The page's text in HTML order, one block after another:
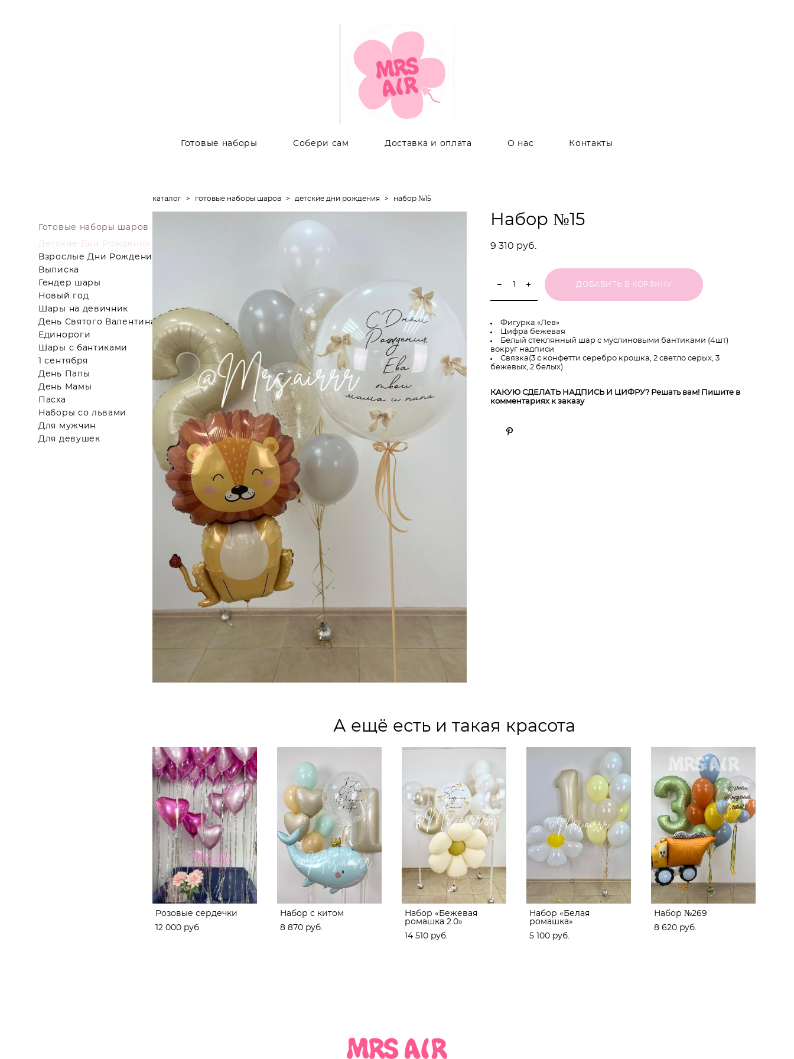
Готовые наборы Собери сам Доставка и оплата О нас Контакты
Готовые наборы шаров
Детские Дни Рождения
Взрослые Дни Рождения
Выписка
Гендер шары
Новый год
Шары на девичник
День Святого Валентина
Единороги
Шары с бантиками
1 сентября
День Папы
День Мамы
Пасха
Наборы со львами
Для мужчин
Для девушек
каталог > готовые наборы шаров > детские дни рождения > набор №15
Набор №15
9 310 pуб.
ДОБАВИТЬ В КОРЗИНУ
Фигурка «Лев»
Цифра бежевая
Белый стеклянный шар с муслиновыми бантиками (4шт)
вокруг надписи
Связка(3 с конфетти серебро крошка, 2 светло серых, 3
бежевых, 2 белых)
КАКУЮ СДЕЛАТЬ НАДПИСЬ И ЦИФРУ? Решать вам! Пишите в
комментариях к заказу
А ещё есть и такая красота
Розовые сердечки
12 000 pуб.
Набор с китом
8 870 pуб.
Набор «Бежевая
ромашка 2.0»
14 510 pуб.
Набор «Белая
ромашка»
5 100 pуб.
Набор №269
8 620 pуб.